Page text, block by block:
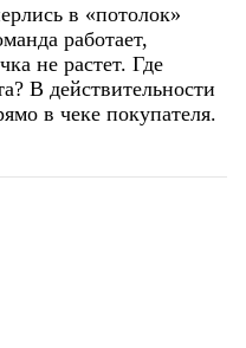
в «потолок»
работает,
не растет. Где
В действительности
в чеке покупателя.